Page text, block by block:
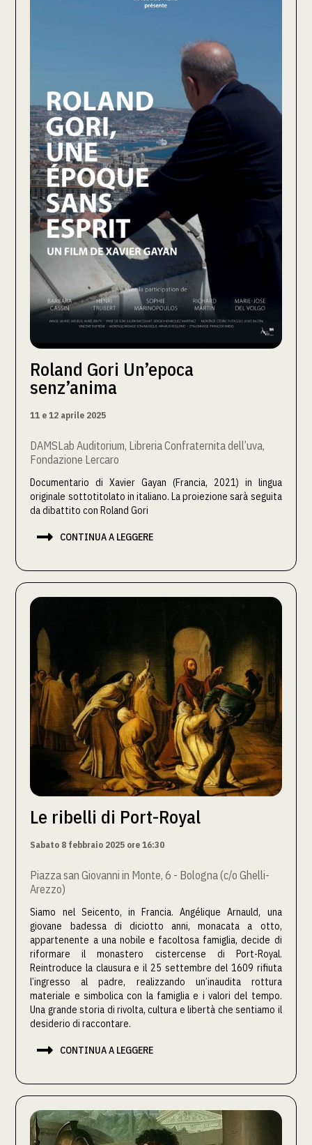
Roland Gori Un’epoca
senz’anima
11 e 12 aprile 2025
DAMSLab Auditorium, Libreria Confraternita dell’uva,
Fondazione Lercaro
Documentario di Xavier Gayan (Francia, 2021) in lingua
originale sottotitolato in italiano. La proiezione sarà seguita
da dibattito con Roland Gori
 CONTINUA A LEGGERE
Le ribelli di Port-Royal
Sabato 8 febbraio 2025 ore 16:30
Piazza san Giovanni in Monte, 6 - Bologna (c/o Ghelli-
Arezzo)
Siamo nel Seicento, in Francia. Angélique Arnauld, una
giovane badessa di diciotto anni, monacata a otto,
appartenente a una nobile e facoltosa famiglia, decide di
riformare il monastero cistercense di Port-Royal.
Reintroduce la clausura e il 25 settembre del 1609 rifiuta
l’ingresso al padre, realizzando un’inaudita rottura
materiale e simbolica con la famiglia e i valori del tempo.
Una grande storia di rivolta, cultura e libertà che sentiamo il
desiderio di raccontare.
 CONTINUA A LEGGERE